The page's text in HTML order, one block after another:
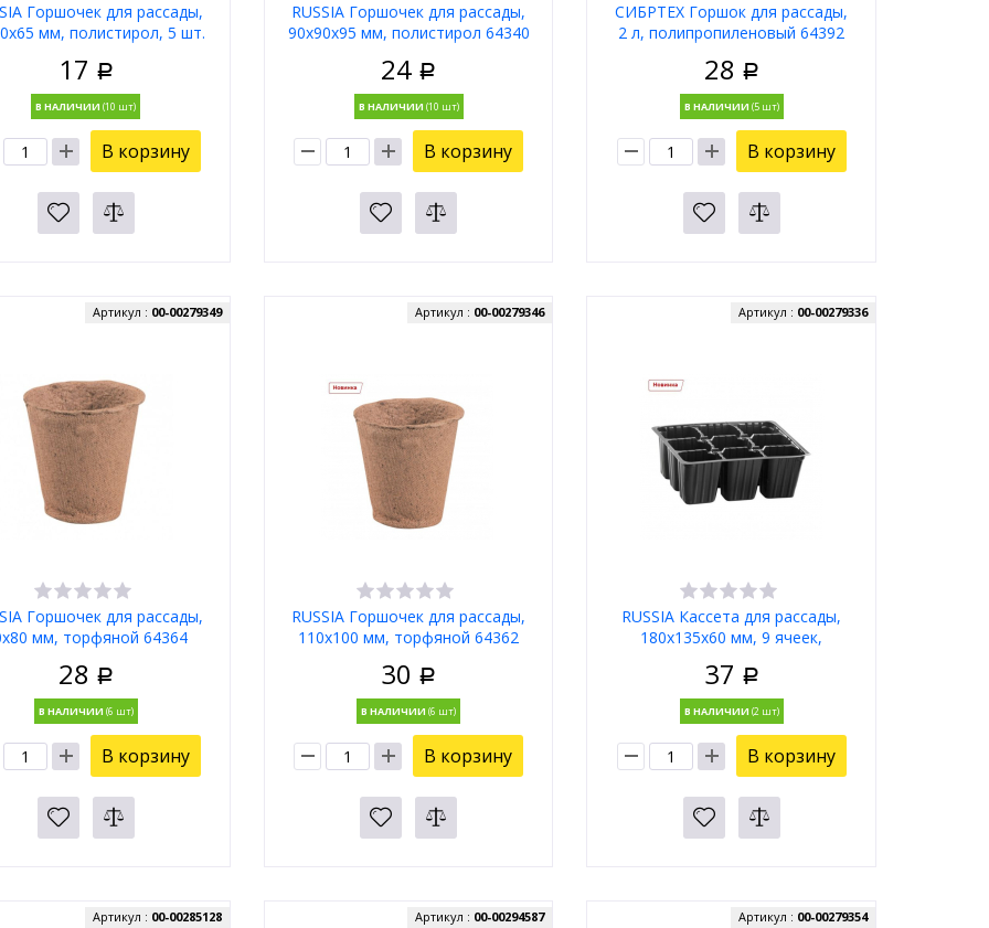
Горшочек для рассады,
мм, полистирол, 5 шт.
17 Р
В НАЛИЧИИ
В корзину
RUSSIA Горшочек для рассады,
90х90х95 мм, полистирол 64340
24 Р
В НАЛИЧИИ
В корзину
СИБРТЕХ Горшок для рассады,
2 л, полипропиленовый 64392
28 Р
В НАЛИЧИИ
В корзину
Горшочек для рассады,
мм, торфяной 64364
Артикул : 00-00279349
28 Р
В НАЛИЧИИ
В корзину
RUSSIA Горшочек для рассады,
110х100 мм, торфяной 64362
Артикул : 00-00279346
30 Р
В НАЛИЧИИ
В корзину
RUSSIA Кассета для рассады,
180х135х60 мм, 9 ячеек,
Артикул : 00-00279336
37 Р
В НАЛИЧИИ
В корзину
Артикул : 00-00285128 Артикул : 00-00294587 Артикул : 00-00279354